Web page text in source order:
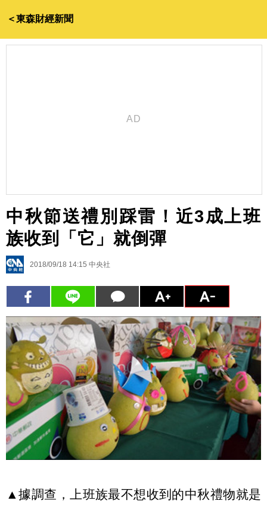
＜東森財經新聞
中秋節送禮別踩雷！近3成上班
族收到「它」就倒彈
2018/09/18 14:15 中央社
▲據調查，上班族最不想收到的中秋禮物就是